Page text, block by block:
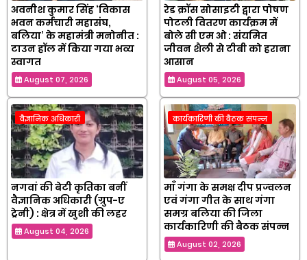
अवनीश कुमार सिंह ‘विकास
भवन कर्मचारी महासंघ,
बलिया’ के महामंत्री मनोनीत :
टाउन हॉल में किया गया भव्य
स्वागत
August 07, 2026
रेड क्रॉस सोसाइटी द्वारा पोषण
पोटली वितरण कार्यक्रम में
बोले सी एम ओ : संयमित
जीवन शैली से टीबी को हराना
आसान
August 05, 2026
वैज्ञानिक अधिकारी
नगवां की बेटी कृतिका बनीं
वैज्ञानिक अधिकारी (ग्रुप-ए
ट्रेनी) : क्षेत्र में खुशी की लहर
August 04, 2026
कार्यकारिणी की बैठक संपन्न
माँ गंगा के समक्ष दीप प्रज्वलन
एवं गंगा गीत के साथ गंगा
समग्र बलिया की जिला
कार्यकारिणी की बैठक संपन्न
August 02, 2026